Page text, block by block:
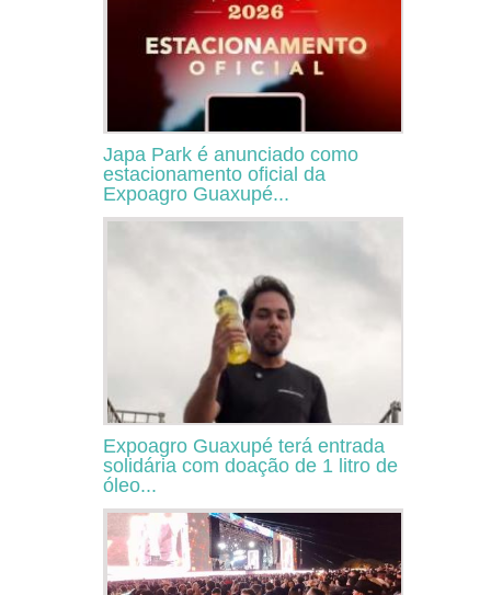
Japa Park é anunciado como
estacionamento oficial da
Expoagro Guaxupé...
Expoagro Guaxupé terá entrada
solidária com doação de 1 litro de
óleo...